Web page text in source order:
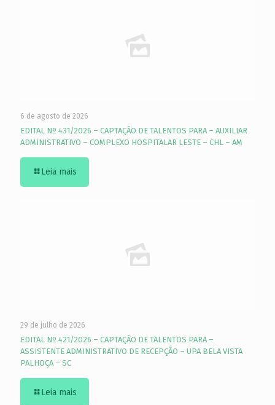
6 de agosto de 2026
EDITAL Nº 431/2026 – CAPTAÇÃO DE TALENTOS PARA – AUXILIAR
ADMINISTRATIVO – COMPLEXO HOSPITALAR LESTE – CHL – AM
Leia mais
29 de julho de 2026
EDITAL Nº 421/2026 – CAPTAÇÃO DE TALENTOS PARA –
ASSISTENTE ADMINISTRATIVO DE RECEPÇÃO – UPA BELA VISTA
PALHOÇA – SC
Leia mais